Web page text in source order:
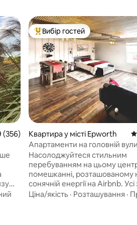
оцінка: 4,99 з 5, відгуки: 356
(356)
Топ вибір гостей
Вибір гостей
Квартира у місті Epworth
Апартаменти на головній
Насолоджуйтеся стильним
перебуванням на цьому
помешканні, розташованому
сонячній енергії на Airbnb. Усі
помешкання в сільській
Ціна/якість · Розташування ·